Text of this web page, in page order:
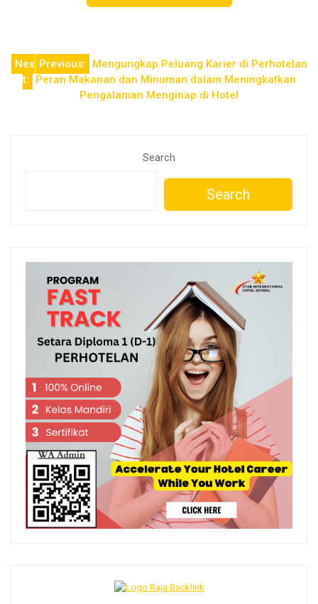
Post
navigation
Previous: Mengungkap Peluang Karier di Perhotelan
Nex
t:
Peran Makanan dan Minuman dalam Meningkatkan
Pengalaman Menginap di Hotel
Search
Search